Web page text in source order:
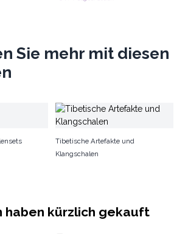
Sie mehr mit diesen
Tibetische Artefakte und
Klangschalen
haben kürzlich gekauft